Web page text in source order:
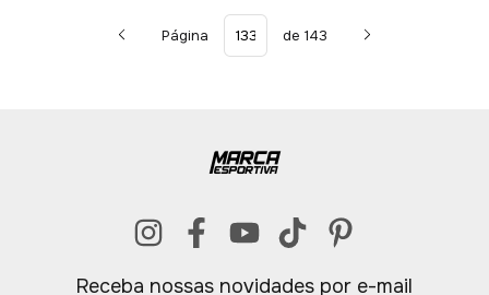
Página de 143
Receba nossas novidades por e-mail